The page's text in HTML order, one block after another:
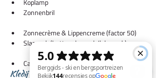
Koplamp
Zonnenbril
Zonnecrème & Lippencreme (factor 50)
Slaapzak (huttenslaapzak/lakenzak)
Cash
Kledij op tocht: